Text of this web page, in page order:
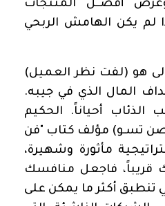
أفضــل المنتجات
لم يكن الهامش الربحي
هو (لفت نظر العميل)
المال الذي في جيبه.
الذئاب أحياناً. الحكيم
تسـو) مؤلف كتاب "فن
مأثورة وشهيرة،
قريباً، فاجعل منافسك
تنطبق أكثر ما يمكن على